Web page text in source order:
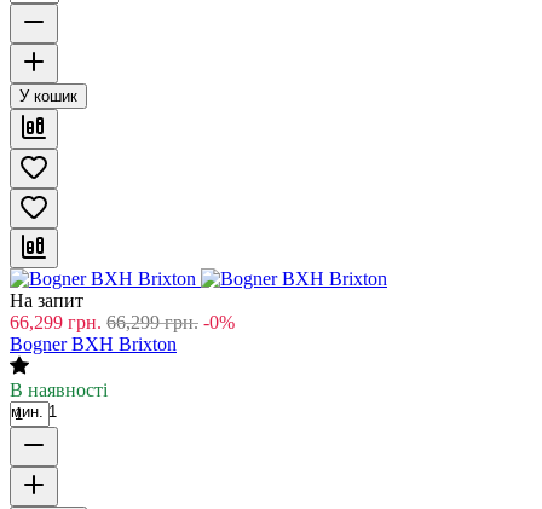
У кошик
На запит
66,299 грн. 66,299 грн. -0%
Bogner BXH Brixton
В наявності
мин. 1